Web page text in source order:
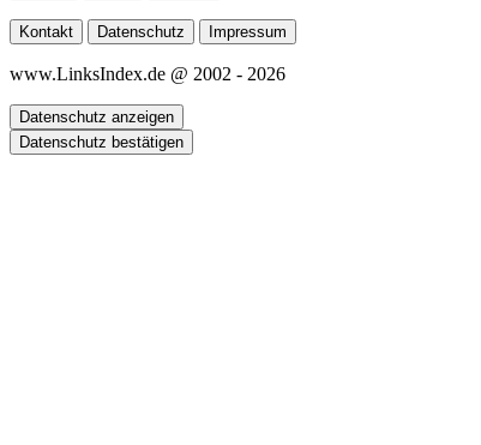
Kontakt Datenschutz Impressum
www.LinksIndex.de @ 2002 - 2026
Datenschutz anzeigen
Datenschutz bestätigen